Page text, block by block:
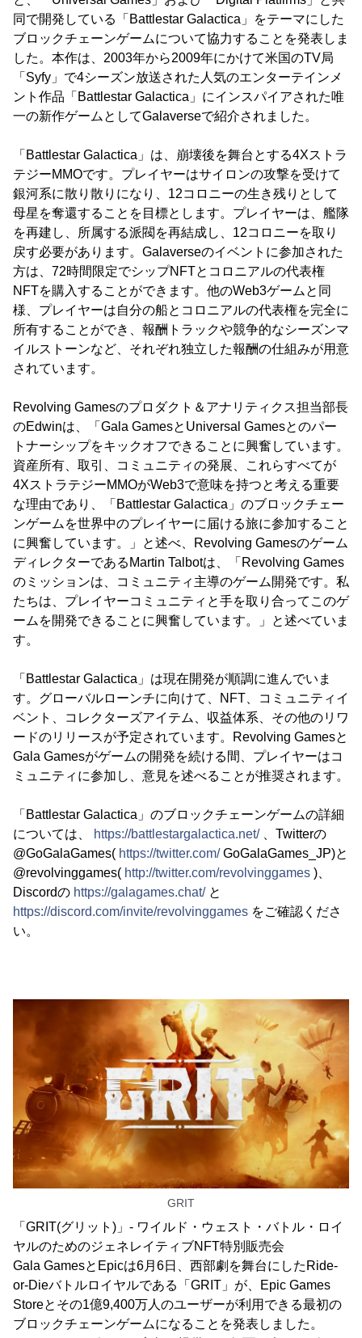
同で開発している「Battlestar Galactica」をテーマにした
ブロックチェーンゲームについて協力することを発表しま
した。本作は、2003年から2009年にかけて米国のTV局
「Syfy」で4シーズン放送された人気のエンターテインメ
ント作品「Battlestar Galactica」にインスパイアされた唯
一の新作ゲームとしてGalaverseで紹介されました。
「Battlestar Galactica」は、崩壊後を舞台とする4Xストラ
テジーMMOです。プレイヤーはサイロンの攻撃を受けて
銀河系に散り散りになり、12コロニーの生き残りとして
母星を奪還することを目標とします。プレイヤーは、艦隊
を再建し、所属する派閥を再結成し、12コロニーを取り
戻す必要があります。Galaverseのイベントに参加された
方は、72時間限定でシップNFTとコロニアルの代表権
NFTを購入することができます。他のWeb3ゲームと同
様、プレイヤーは自分の船とコロニアルの代表権を完全に
所有することができ、報酬トラックや競争的なシーズンマ
イルストーンなど、それぞれ独立した報酬の仕組みが用意
されています。
Revolving Gamesのプロダクト＆アナリティクス担当部長
のEdwinは、「Gala GamesとUniversal Gamesとのパー
トナーシップをキックオフできることに興奮しています。
資産所有、取引、コミュニティの発展、これらすべてが
4XストラテジーMMOがWeb3で意味を持つと考える重要
な理由であり、「Battlestar Galactica」のブロックチェー
ンゲームを世界中のプレイヤーに届ける旅に参加すること
に興奮しています。」と述べ、Revolving Gamesのゲーム
ディレクターであるMartin Talbotは、「Revolving Games
のミッションは、コミュニティ主導のゲーム開発です。私
たちは、プレイヤーコミュニティと手を取り合ってこのゲ
ームを開発できることに興奮しています。」と述べていま
す。
「Battlestar Galactica」は現在開発が順調に進んでいま
す。グローバルローンチに向けて、NFT、コミュニティイ
ベント、コレクターズアイテム、収益体系、その他のリワ
ードのリリースが予定されています。Revolving Gamesと
Gala Gamesがゲームの開発を続ける間、プレイヤーはコ
ミュニティに参加し、意見を述べることが推奨されます。
「Battlestar Galactica」のブロックチェーンゲームの詳細
については、
https://battlestargalactica.net/、Twitterの
@GoGalaGames( https://twitter.com/GoGalaGames_JP)と
@revolvinggames( http://twitter.com/revolvinggames )、
Discordの https://galagames.chat/と
https://discord.com/invite/revolvinggames をご確認くださ
い。
GRIT
「GRIT(グリット)」- ワイルド・ウェスト・バトル・ロイ
ヤルのためのジェネレイティブNFT特別販売会
Gala GamesとEpicは6月6日、西部劇を舞台にしたRide-
or-Dieバトルロイヤルである「GRIT」が、Epic Games
Storeとその1億9,400万人のユーザーが利用できる最初の
ブロックチェーンゲームになることを発表しました。